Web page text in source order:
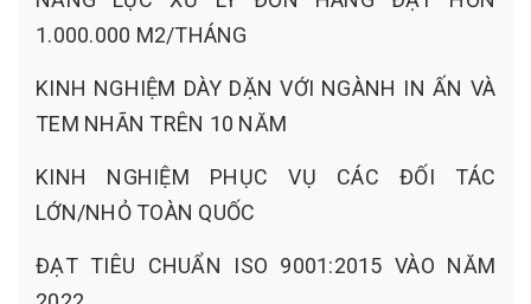
1.000.000 M2/THÁNG
KINH NGHIỆM DÀY DẶN VỚI NGÀNH IN ẤN VÀ
TEM NHÃN TRÊN 10 NĂM
KINH NGHIỆM PHỤC VỤ CÁC ĐỐI TÁC
LỚN/NHỎ TOÀN QUỐC
ĐẠT TIÊU CHUẨN ISO 9001:2015 VÀO NĂM